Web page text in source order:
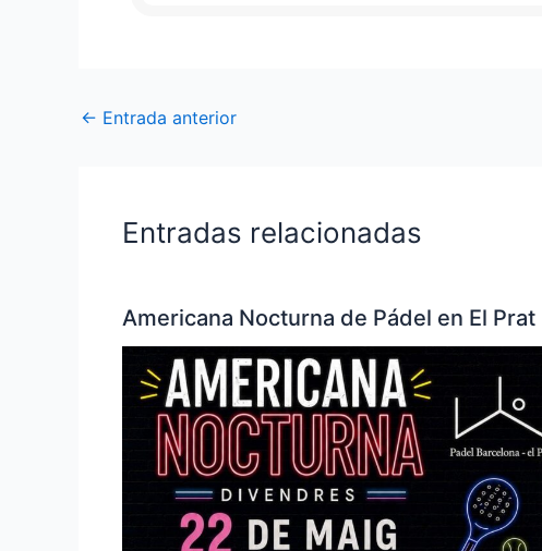
← Entrada anterior
Entradas relacionadas
Americana Nocturna de Pádel en El Prat